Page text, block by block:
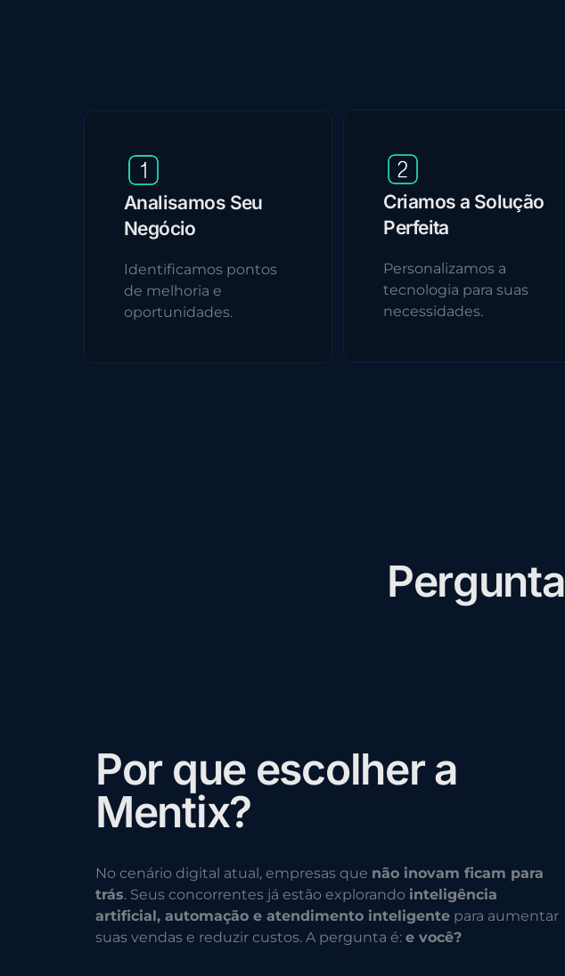
Analisamos Seu
Negócio
Identificamos pontos
de melhoria e
oportunidades.
Criamos a Solução
Perfeita
Personalizamos a
tecnologia para suas
necessidades.
Pergunta
Por que escolhera
Mentix?
No cenário digital atual, empresas que não inovam ficam para
trás. Seus concorrentes já estão explorando inteligência
artificial, automação e atendimento inteligente para aumentar
suas vendas e reduzir custos. A pergunta é: e você?